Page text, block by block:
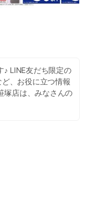
♪ LINE友だち限定の
、お役に立つ情報
塚店は、みなさんの